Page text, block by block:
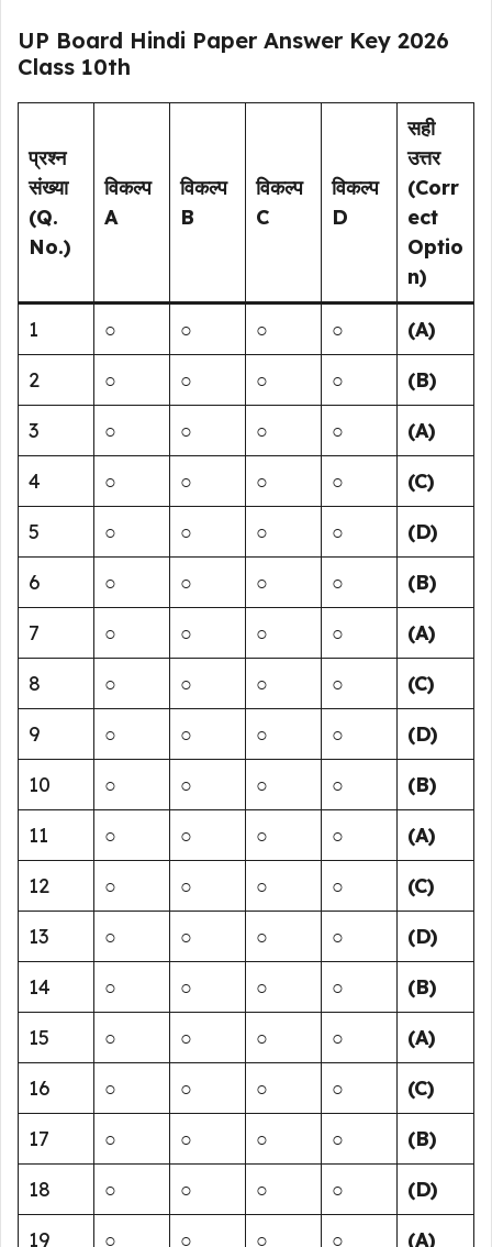
UP Board Hindi Paper Answer Key 2026
Class 10th
प्रश्न
संख्या
(Q.
No.)
विकल्प
A
विकल्प
B
विकल्प
C
विकल्प
D
सही
उत्तर
(Corr
ect
Optio
n)
1 ○ ○ ○ ○
(A)
2
○ ○ ○ ○
(B)
3
○ ○ ○ ○
(A)
4
○ ○ ○ ○
(C)
5
○ ○ ○ ○
(D)
6
○ ○ ○ ○
(B)
7
○ ○ ○ ○
(A)
8
○ ○ ○ ○
(C)
9
○ ○ ○ ○
(D)
10
○ ○ ○ ○
(B)
11
○ ○ ○ ○
(A)
12
○ ○ ○ ○
(C)
13
○ ○ ○ ○
(D)
14
○ ○ ○ ○
(B)
15
○ ○ ○ ○
(A)
16
○ ○ ○ ○
(C)
17
○ ○ ○ ○
(B)
18
○ ○ ○ ○
(D)
19
○ ○ ○ ○
(A)